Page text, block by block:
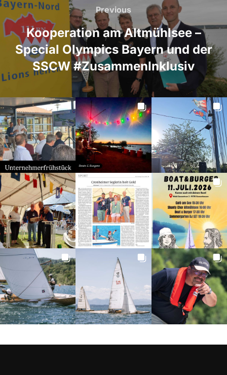
Previous
Previous
Kooperation am Altmühlsee –
Special Olympics Bayern und der
SSCW #ZusammenInklusiv